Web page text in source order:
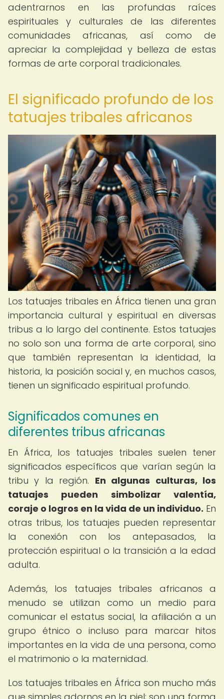
adentrarnos en las profundas raíces
espirituales y culturales de las diferentes
comunidades africanas, así como de
apreciar la complejidad y belleza de estas
formas de arte corporal tradicionales.
El significado profundo de los
tatuajes tribales africanos
Los tatuajes tribales en África tienen una gran
importancia cultural y espiritual en diversas
tribus a lo largo del continente. Estos tatuajes
no solo son una forma de arte corporal, sino
que también representan la identidad, la
historia, la posición social y, en muchos casos,
tienen un significado espiritual profundo.
Significados comunes en
diferentes tribus africanas
En África, los tatuajes tribales suelen tener
significados específicos que varían según la
tribu y la región. En algunas culturas, los
tatuajes pueden simbolizar valentía,
coraje o logros en la vida de un individuo. En
otras tribus, los tatuajes pueden representar
la conexión con los antepasados, la
protección espiritual o la transición a la edad
adulta.
Además, los tatuajes tribales africanos a
menudo se utilizan como un medio para
comunicar el estatus social, la afiliación a un
grupo étnico o incluso para marcar hitos
importantes en la vida de una persona, como
el matrimonio o la maternidad.
Los tatuajes tribales en África son mucho más